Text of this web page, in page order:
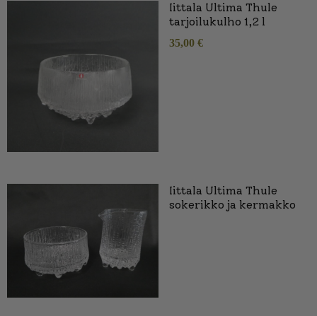
Iittala Ultima Thule
tarjoilukulho 1,2 l
35,00 €
Iittala Ultima Thule
sokerikko ja kermakko